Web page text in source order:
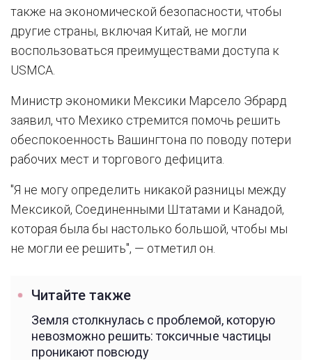
также на экономической безопасности, чтобы
другие страны, включая Китай, не могли
воспользоваться преимуществами доступа к
USMCA.
Министр экономики Мексики Марсело Эбрард
заявил, что Мехико стремится помочь решить
обеспокоенность Вашингтона по поводу потери
рабочих мест и торгового дефицита.
"Я не могу определить никакой разницы между
Мексикой, Соединенными Штатами и Канадой,
которая была бы настолько большой, чтобы мы
не могли ее решить", — отметил он.
Читайте также
Земля столкнулась с проблемой, которую
невозможно решить: токсичные частицы
проникают повсюду